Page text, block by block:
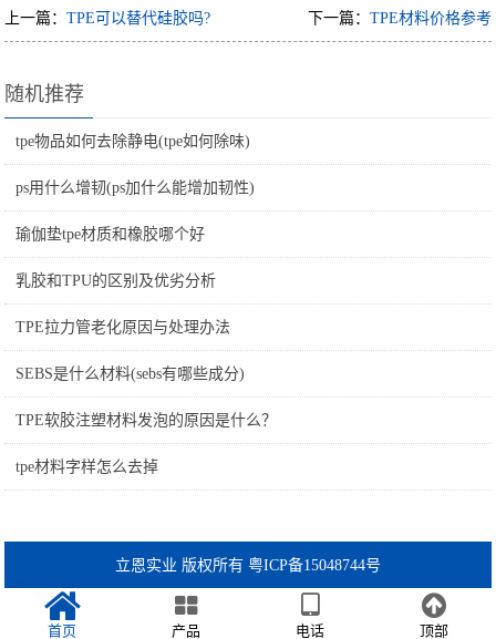
上一篇：TPE可以替代硅胶吗? 下一篇： TPE材料价格参考
随机推荐
tpe物品如何去除静电(tpe如何除味)
ps用什么增韧(ps加什么能增加韧性)
瑜伽垫tpe材质和橡胶哪个好
乳胶和TPU的区别及优劣分析
TPE拉力管老化原因与处理办法
SEBS是什么材料(sebs有哪些成分)
TPE软胶注塑材料发泡的原因是什么？
tpe材料字样怎么去掉
立恩实业 版权所有 粤ICP备15048744号
首页 产品 电话 顶部